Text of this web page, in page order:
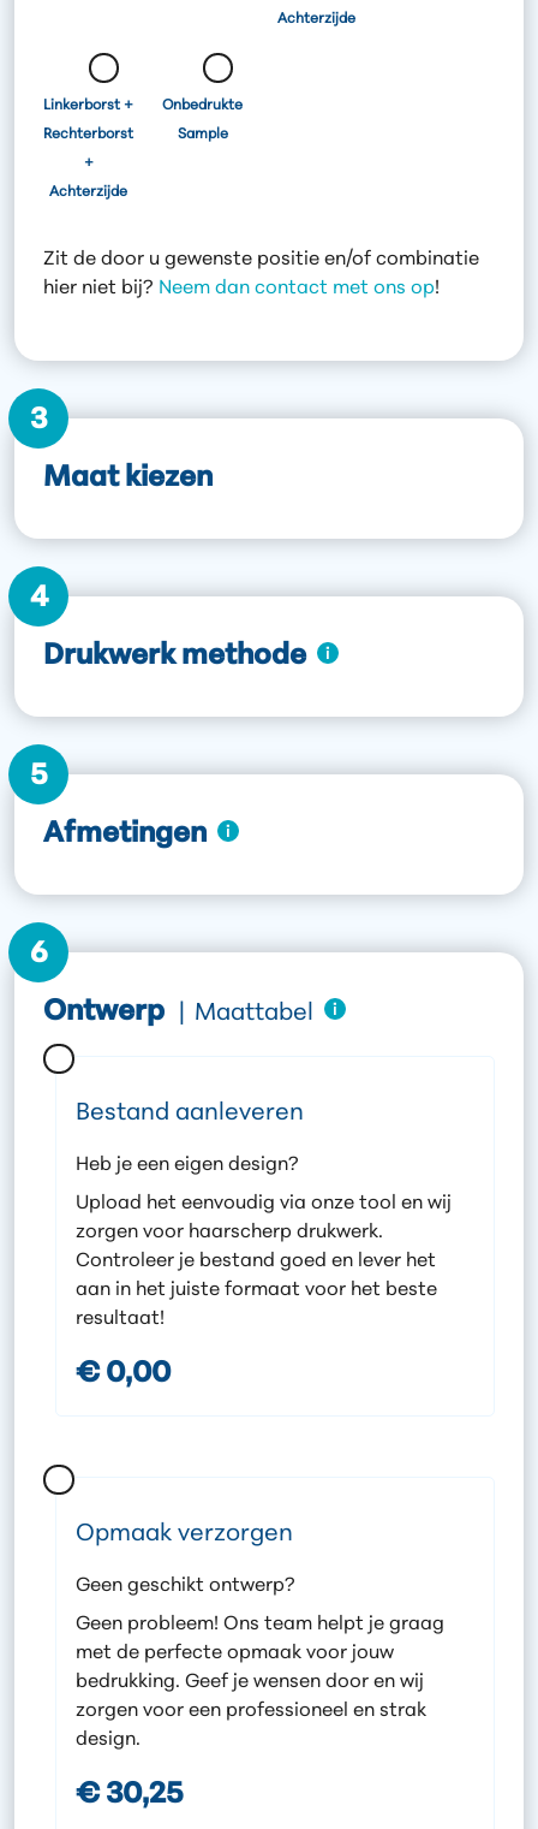
Achterzijde
Linkerborst +
Rechterborst
+
Achterzijde
Onbedrukte
Sample
Zit de door u gewenste positie en/of combinatie
hier niet bij? Neem dan contact met ons op!
3
Maat kiezen
4
Drukwerk methode
5
Afmetingen
6
Ontwerp
Maattabel
Bestand aanleveren
Heb je een eigen design?
Upload het eenvoudig via onze tool en wij
zorgen voor haarscherp drukwerk.
Controleer je bestand goed en lever het
aan in het juiste formaat voor het beste
resultaat!
€ 0,00
Opmaak verzorgen
Geen geschikt ontwerp?
Geen probleem! Ons team helpt je graag
met de perfecte opmaak voor jouw
bedrukking. Geef je wensen door en wij
zorgen voor een professioneel en strak
design.
€ 30,25